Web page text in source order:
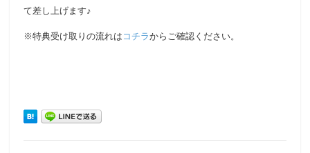
て差し上げます♪
※特典受け取りの流れは コチラからご確認ください。